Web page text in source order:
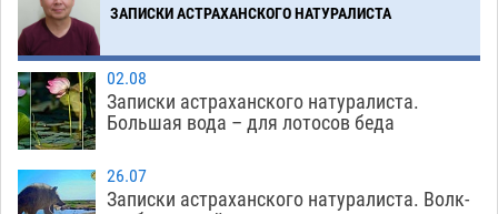
ЗАПИСКИ АСТРАХАНСКОГО НАТУРАЛИСТА
02.08
Записки астраханского натуралиста.
Большая вода – для лотосов беда
26.07
Записки астраханского натуралиста. Волк-